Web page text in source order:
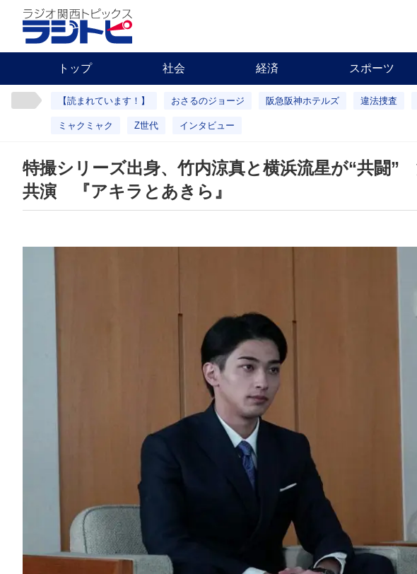
トップ 社会 経済 スポーツ
【読まれています！】 おさるのジョージ 阪急阪神ホテルズ 違法捜査
ミャクミャク Z世代 インタビュー
特撮シリーズ出身、竹内涼真と横浜流星が“共闘”
共演 『アキラとあきら』